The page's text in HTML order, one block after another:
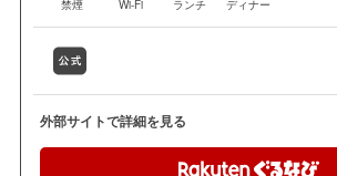
禁煙 Wi-Fi ランチ ディナー
外部サイトで詳細を見る